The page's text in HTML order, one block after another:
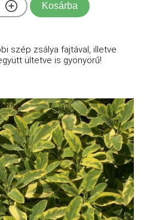
Kosárba
szép zsálya fajtával, illetve
ültetve is gyönyörű!